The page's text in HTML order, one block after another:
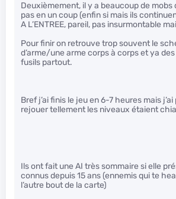
Deuxièmement, il y a beaucoup de mobs
pas en un coup (enfin si mais ils
A L’ENTREE, pareil, pas insurmontable
Pour finir on retrouve trop souvent le
d’arme/une arme corps à corps et ya
fusils partout.
Bref j’ai finis le jeu en 6-7 heures mais j’ai
rejouer tellement les niveaux étaient
Ils ont fait une AI très sommaire si elle
connus depuis 15 ans (ennemis qui te
l’autre bout de la carte)